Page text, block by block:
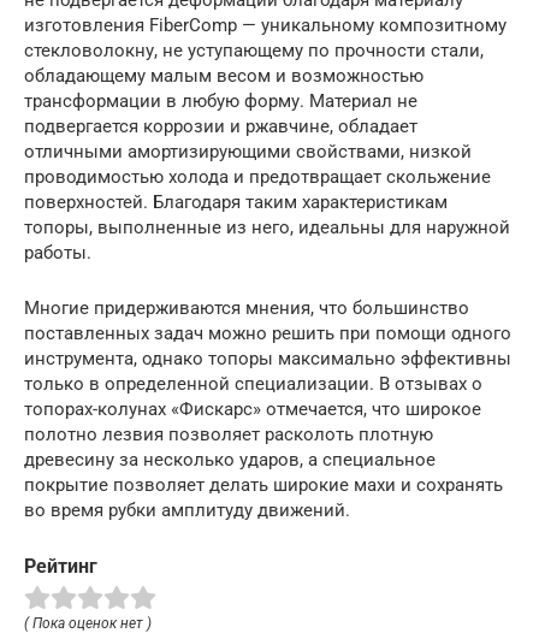
изготовления FiberComp — уникальному композитному
стекловолокну, не уступающему по прочности стали,
обладающему малым весом и возможностью
трансформации в любую форму. Материал не
подвергается коррозии и ржавчине, обладает
отличными амортизирующими свойствами, низкой
проводимостью холода и предотвращает скольжение
поверхностей. Благодаря таким характеристикам
топоры, выполненные из него, идеальны для наружной
работы.
Многие придерживаются мнения, что большинство
поставленных задач можно решить при помощи одного
инструмента, однако топоры максимально эффективны
только в определенной специализации. В отзывах о
топорах-колунах «Фискарс» отмечается, что широкое
полотно лезвия позволяет расколоть плотную
древесину за несколько ударов, а специальное
покрытие позволяет делать широкие махи и сохранять
во время рубки амплитуду движений.
Рейтинг
( Пока оценок нет )